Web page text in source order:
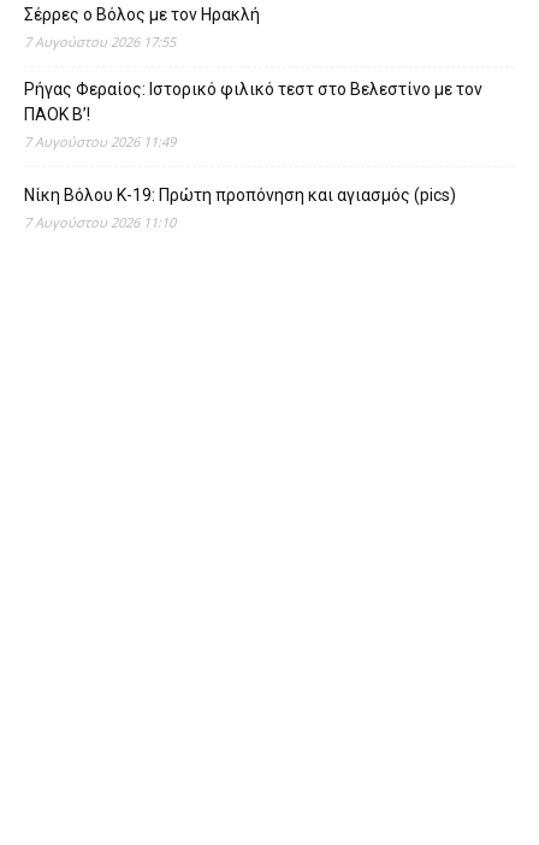
Σέρρες ο Βόλος με τον Ηρακλή
7 Αυγούστου 2026 17:55
Ρήγας Φεραίος: Ιστορικό φιλικό τεστ στο Βελεστίνο με τον
ΠΑΟΚ Β’!
7 Αυγούστου 2026 11:49
Νίκη Βόλου Κ-19: Πρώτη προπόνηση και αγιασμός (pics)
7 Αυγούστου 2026 11:10